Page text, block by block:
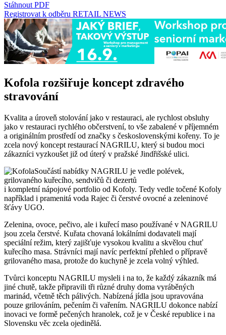
Stáhnout PDF
Registrovat k odběru RETAIL NEWS
Kofola rozšiřuje koncept zdravého
stravování
Kvalita a úroveň stolování jako v restauraci, ale rychlost obsluhy
jako v restauraci rychlého občerstvení, to vše zabalené v příjemném
a originálním prostředí od značky s československými kořeny. To je
zcela nový koncept restaurací NAGRILU, který si budou moci
zákazníci vyzkoušet již od úterý v pražské Jindřišské ulici.
Součástí nabídky NAGRILU je vedle polévek,
grilovaného kuřecího, sendvičů či dezertů
i kompletní nápojové portfolio od Kofoly. Tedy vedle točené Kofoly
například i pramenitá voda Rajec či čerstvé ovocné a zeleninové
šťávy UGO.
Zelenina, ovoce, pečivo, ale i kuřecí maso používané v NAGRILU
jsou zcela čerstvé. Kuřata chovaná lokálními dodavateli mají
speciální režim, který zajišťuje vysokou kvalitu a skvělou chuť
kuřecího masa. Strávníci mají navíc perfektní přehled o přípravě
grilovaného masa, protože do kuchyně je zcela volný výhled.
Tvůrci konceptu NAGRILU mysleli i na to, že každý zákazník má
jiné chutě, takže připravili tři různé druhy doma vyráběných
marinád, včetně těch pálivých. Nabízená jídla jsou upravována
pouze grilováním, pečením či vařením. NAGRILU dokonce nabízí
inovaci ve formě pečených hranolek, což je v České republice i na
Slovensku věc zcela ojedinělá.